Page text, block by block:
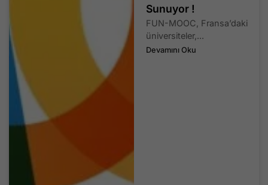
Sunuyor !
FUN-MOOC, Fransa’daki
üniversiteler,...
Devamını Oku